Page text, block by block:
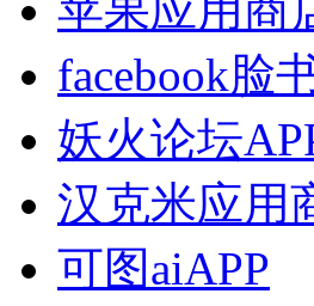
苹果应用商
facebook脸
妖火论坛
汉克米应用
可图aiAPP